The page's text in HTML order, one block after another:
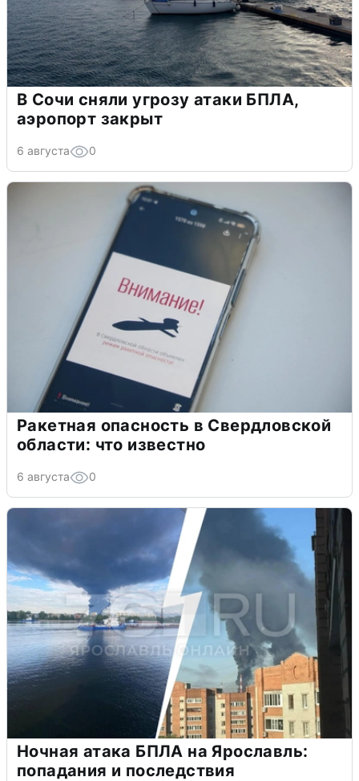
В Сочи сняли угрозу атаки БПЛА,
аэропорт закрыт
6 августа 0
Ракетная опасность в Свердловской
области: что известно
6 августа 0
Ночная атака БПЛА на Ярославль:
попадания и последствия